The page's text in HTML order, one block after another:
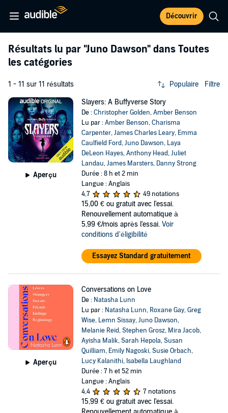
Découvrir
Résultats lu par "Juno Dawson" dans Toutes
les catégories
1 - 11 sur 11 résultats Populaire Filtre
Aperçu
Slayers: A Buffyverse Story
De :Christopher Golden,Amber Benson
Lu par :Amber Benson,Charisma
Carpenter,James Charles Leary, Emma
Caulfield Ford,Juno Dawson, Laya
DeLeon Hayes,Anthony Head,Juliet
Landau,James Marsters, Danny Strong
Durée : 8 h et 2 min
Langue : Anglais
4,7
49 notations
15,00 € ou gratuit avec l'essai.
Renouvellement automatique à
5,99 €/mois après l'essai. Voir
conditions d'éligibilité
Essayez Standard gratuitement
Aperçu
Conversations on Love
De : Natasha Lunn
Lu par : Natasha Lunn, Roxane Gay,Greg
Wise, Lemn Sissay,Juno Dawson,
Melanie Reid,Stephen Grosz, Mira Jacob,
Ayisha Malik,Sarah Hepola,Susan
Quilliam, Emily Nagoski,Susie Orbach,
Lucy Kalanithi, Isabella Laughland
Durée : 7 h et 52 min
Langue : Anglais
4,4
7 notations
15,99 € ou gratuit avec l'essai.